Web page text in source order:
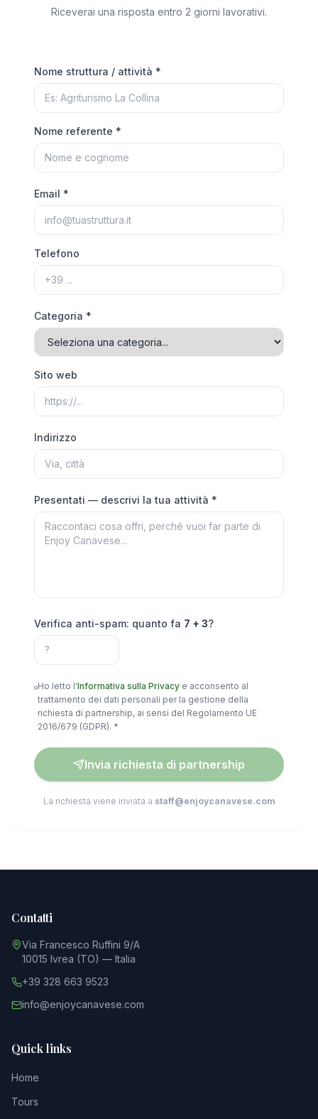
Riceverai una risposta entro 2 giorni lavorativi.
Nome struttura / attività *
Nome referente *
Email *
Telefono
Categoria *
Sito web
Indirizzo
Presentati — descrivi la tua attività *
Verifica anti-spam: quanto fa 7 + 3?
Ho letto l'Informativa sulla Privacy e acconsento al
trattamento dei dati personali per la gestione della
richiesta di partnership, ai sensi del Regolamento UE
2016/679 (GDPR). *
Invia richiesta di partnership
La richiesta viene inviata a staff@enjoycanavese.com
Quick links
Home
Tours
Contatti
Via Francesco Ruffini 9/A
10015 Ivrea (TO) — Italia
+39 328 663 9523
info@enjoycanavese.com